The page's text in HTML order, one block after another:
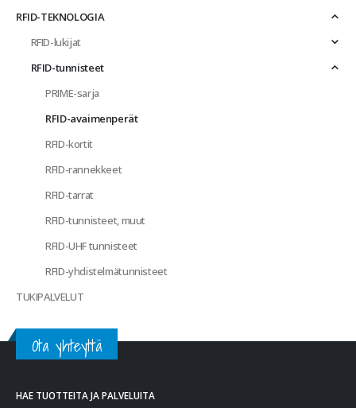
RFID-TEKNOLOGIA
RFID-lukijat
RFID-tunnisteet
PRIME-sarja
RFID-avaimenperät
RFID-kortit
RFID-rannekkeet
RFID-tarrat
RFID-tunnisteet, muut
RFID-UHF tunnisteet
RFID-yhdistelmätunnisteet
TUKIPALVELUT
Ota yhteyttä
HAE TUOTTEITA JA PALVELUITA